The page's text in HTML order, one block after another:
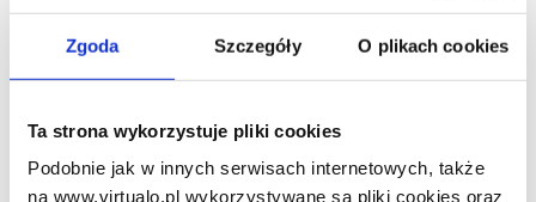
Zgoda Szczegóły O plikach cookies
Ta strona wykorzystuje pliki cookies
Podobnie jak w innych serwisach internetowych, także
na www.virtualo.pl wykorzystywane są pliki cookies oraz
Na stronie